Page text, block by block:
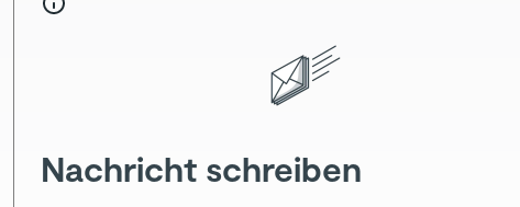
Nachricht schreiben